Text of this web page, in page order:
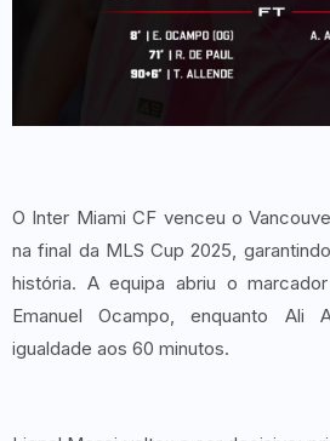
O Inter Miami CF venceu o
na final da MLS Cup 2025,
história. A equipa abriu o
Emanuel Ocampo, enquanto Ali
igualdade aos 60 minutos.